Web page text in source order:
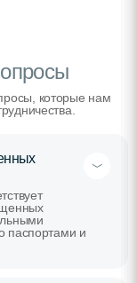
которые нам
паспортами и